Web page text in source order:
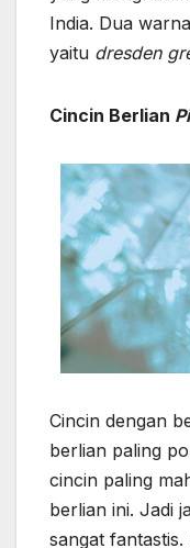
India. Dua
yaitu dresden
Cincin Berlian
Cincin dengan
berlian paling
cincin paling
berlian ini. Jadi
sangat